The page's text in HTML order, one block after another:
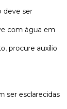
deve ser
com água em
procure auxílio
ser esclarecidas